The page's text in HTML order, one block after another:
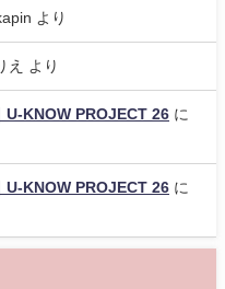
より
え より
U-KNOW PROJECT 26 に
U-KNOW PROJECT 26 に